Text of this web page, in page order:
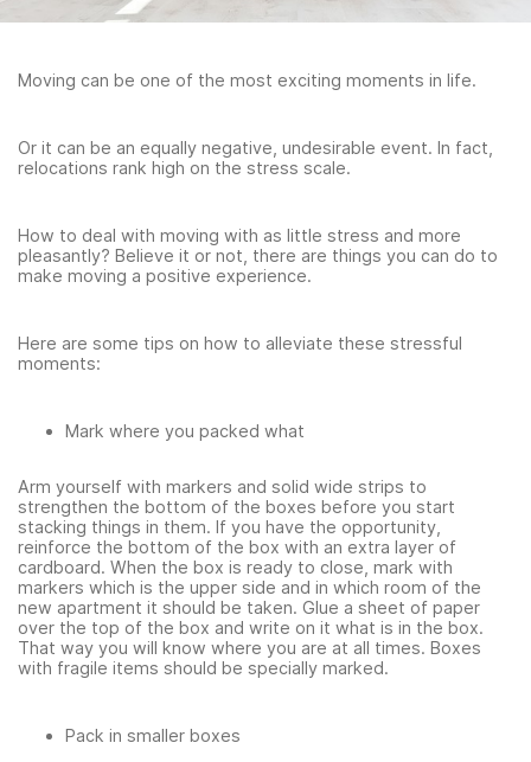
Moving can be one of the most exciting moments in life.
Or it can be an equally negative, undesirable event. In fact,
relocations rank high on the stress scale.
How to deal with moving with as little stress and more
pleasantly? Believe it or not, there are things you can do to
make moving a positive experience.
Here are some tips on how to alleviate these stressful
moments:
Mark where you packed what
Arm yourself with markers and solid wide strips to
strengthen the bottom of the boxes before you start
stacking things in them. If you have the opportunity,
reinforce the bottom of the box with an extra layer of
cardboard. When the box is ready to close, mark with
markers which is the upper side and in which room of the
new apartment it should be taken. Glue a sheet of paper
over the top of the box and write on it what is in the box.
That way you will know where you are at all times. Boxes
with fragile items should be specially marked.
Pack in smaller boxes